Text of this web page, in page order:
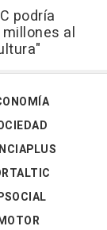
podría
al